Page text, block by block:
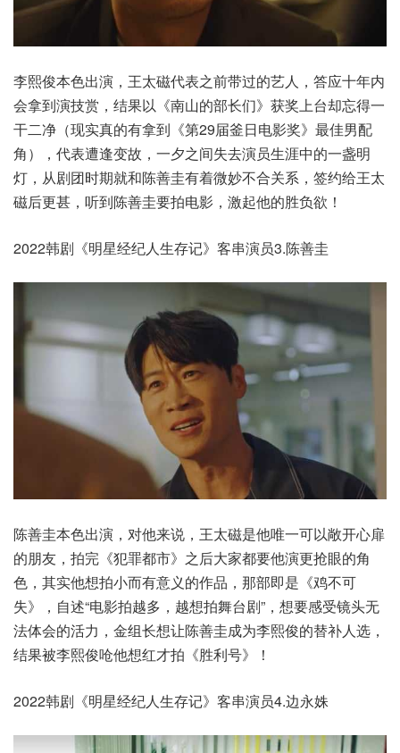
李熙俊本色出演，王太磁代表之前带过的艺人，答应十年内
会拿到演技赏，结果以《南山的部长们》获奖上台却忘得一
干二净（现实真的有拿到《第29届釜日电影奖》最佳男配
角），代表遭逢变故，一夕之间失去演员生涯中的一盏明
灯，从剧团时期就和陈善圭有着微妙不合关系，签约给王太
磁后更甚，听到陈善圭要拍电影，激起他的胜负欲！
2022韩剧《明星经纪人生存记》客串演员3.陈善圭
陈善圭本色出演，对他来说，王太磁是他唯一可以敞开心扉
的朋友，拍完《犯罪都市》之后大家都要他演更抢眼的角
色，其实他想拍小而有意义的作品，那部即是《鸡不可
失》，自述“电影拍越多，越想拍舞台剧”，想要感受镜头无
法体会的活力，金组长想让陈善圭成为李熙俊的替补人选，
结果被李熙俊呛他想红才拍《胜利号》！
2022韩剧《明星经纪人生存记》客串演员4.边永姝